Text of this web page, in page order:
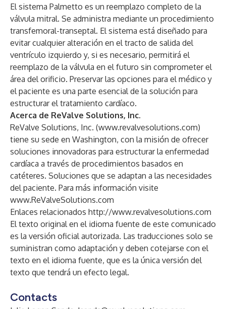
El sistema Palmetto es un reemplazo completo de la
válvula mitral. Se administra mediante un procedimiento
transfemoral-transeptal. El sistema está diseñado para
evitar cualquier alteración en el tracto de salida del
ventrículo izquierdo y, si es necesario, permitirá el
reemplazo de la válvula en el futuro sin comprometer el
área del orificio. Preservar las opciones para el médico y
el paciente es una parte esencial de la solución para
estructurar el tratamiento cardíaco.
Acerca de ReValve Solutions, Inc.
ReValve Solutions, Inc. (www.revalvesolutions.com)
tiene su sede en Washington, con la misión de ofrecer
soluciones innovadoras para estructurar la enfermedad
cardíaca a través de procedimientos basados ​​en
catéteres. Soluciones que se adaptan a las necesidades
del paciente. Para más información visite
www.ReValveSolutions.com
Enlaces relacionados http://www.revalvesolutions.com
El texto original en el idioma fuente de este comunicado
es la versión oficial autorizada. Las traducciones solo se
suministran como adaptación y deben cotejarse con el
texto en el idioma fuente, que es la única versión del
texto que tendrá un efecto legal.
Contacts